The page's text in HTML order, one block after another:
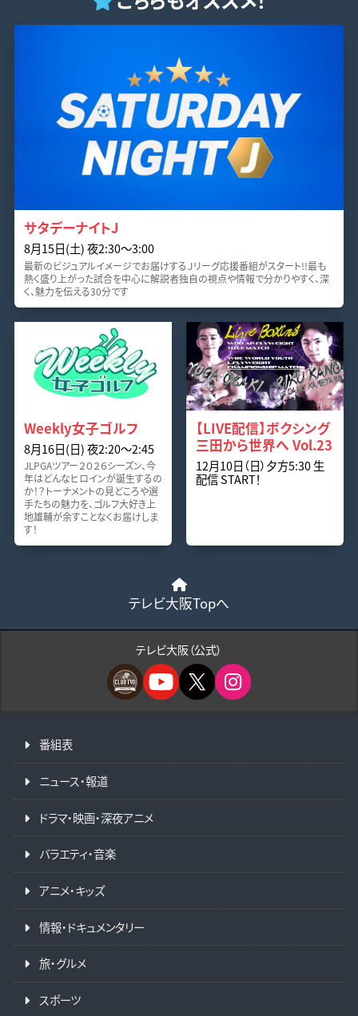
サタデーナイトJ
8月15日(土) 夜2:30〜3:00
最新のビジュアルイメージでお届けするＪリーグ応援番組がスタート!!最も
熱く盛り上がった試合を中心に解説者独自の視点や情報で分かりやすく、深
く、魅力を伝える30分です
Weekly女子ゴルフ
8月16日(日) 夜2:20〜2:45
JLPGAツアー２０２６シーズン、今
年はどんなヒロインが誕生するの
か！？トーナメントの見どころや選
手たちの魅力を、ゴルフ大好き上
地雄輔が余すことなくお届けしま
す！
【LIVE配信】ボクシング
三田から世界へ Vol.23
12月10日（日）夕方5:30 生
配信 START！
テレビ大阪Topへ
テレビ大阪（公式）
番組表
ニュース・報道
ドラマ・映画・深夜アニメ
バラエティ・音楽
アニメ・キッズ
情報・ドキュメンタリー
旅・グルメ
スポーツ